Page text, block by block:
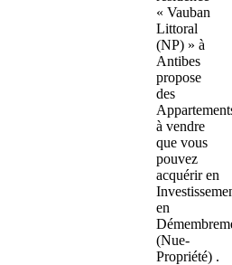
« Vauban
Littoral
(NP) » à
Antibes
propose
des
à vendre
que vous
pouvez
acquérir en
en
(Nue-
Propriété) .